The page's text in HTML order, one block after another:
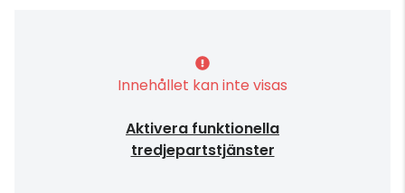
Innehållet kan inte visas
Aktivera funktionella
tredjepartstjänster